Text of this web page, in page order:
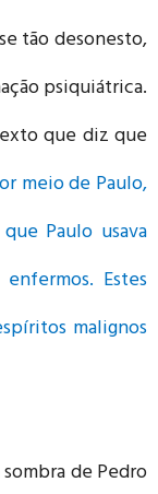
tão desonesto,
psiquiátrica.
que diz que
meio de Paulo,
Paulo usava
Estes
malignos
de Pedro